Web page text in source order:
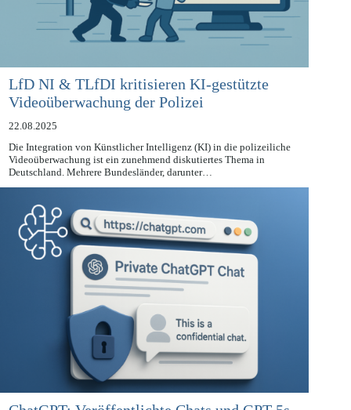
LfD NI & TLfDI kritisieren KI-gestützte
Videoüberwachung der Polizei
22.08.2025
Die Integration von Künstlicher Intelligenz (KI) in die polizeiliche
Videoüberwachung ist ein zunehmend diskutiertes Thema in
Deutschland. Mehrere Bundesländer, darunter…